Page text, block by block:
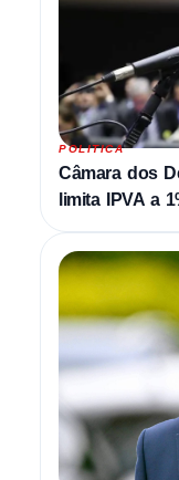
POLITICA
Câmara dos
limita IPVA a